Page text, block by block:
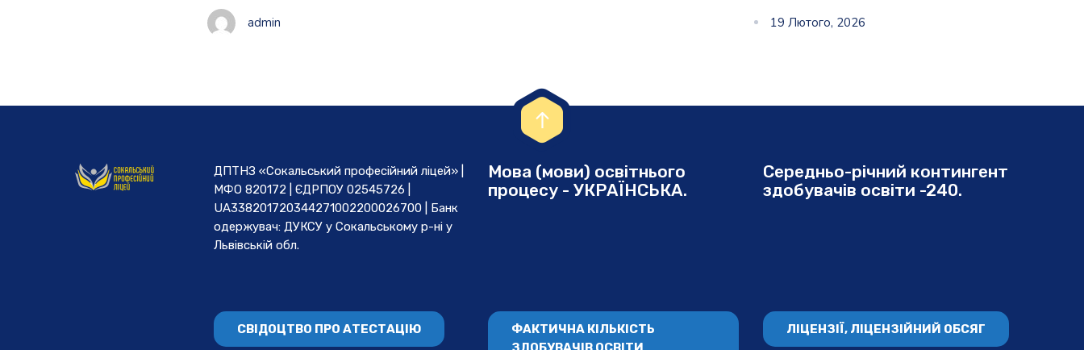
admin 19 Лютого, 2026
ДПТНЗ «Сокальський професійний ліцей» |
МФО 820172 | ЄДРПОУ 02545726 |
UA338201720344271002200026700 | Банк
одержувач: ДУКСУ у Cокальському р-ні у
Львівській обл.
Мова (мови) освітнього
процесу - УКРАЇНСЬКА.
Середньо-річний контингент
здобувачів освіти -240.
СВІДОЦТВО ПРО АТЕСТАЦІЮ
ФАКТИЧНА КІЛЬКІСТЬ
ЛІЦЕНЗІЇ, ЛІЦЕНЗІЙНИЙ ОБСЯГ